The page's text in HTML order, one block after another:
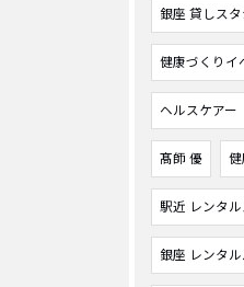
銀座 貸しスタ
健康づくりイ
ヘルスケアー
髙師 優 健
駅近 レンタル
銀座 レンタ